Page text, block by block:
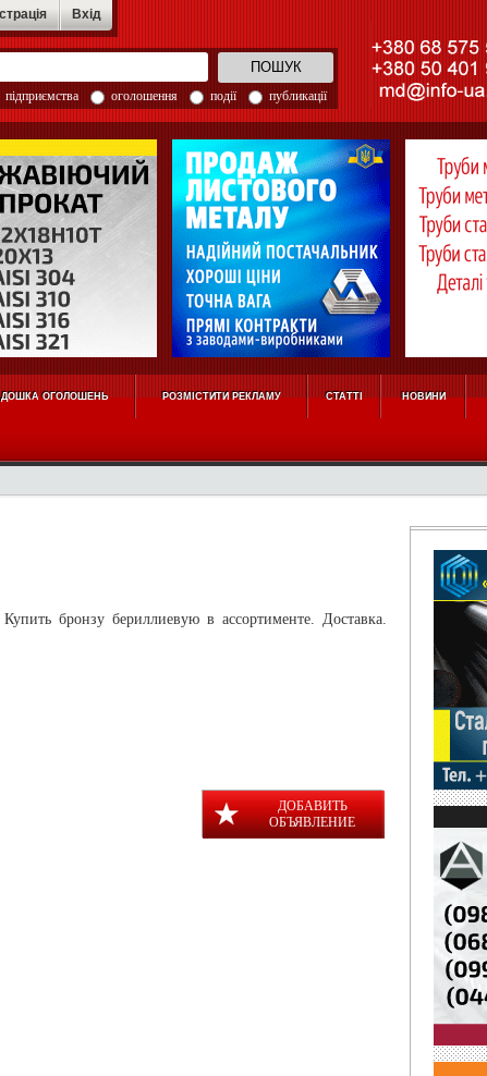
Вхід
підприємства оголошення події публикації
ДОШКА ОГОЛОШЕНЬ РОЗМІСТИТИ РЕКЛАМУ СТАТТІ НОВИНИ
бронзу бериллиевую в ассортименте. Доставка.
ДОБАВИТЬ
ОБЪЯВЛЕНИЕ